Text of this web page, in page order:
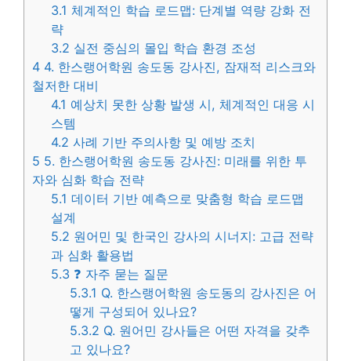
3.1 체계적인 학습 로드맵: 단계별 역량 강화 전
략
3.2 실전 중심의 몰입 학습 환경 조성
4 4. 한스랭어학원 송도동 강사진, 잠재적 리스크와
철저한 대비
4.1 예상치 못한 상황 발생 시, 체계적인 대응 시
스템
4.2 사례 기반 주의사항 및 예방 조치
5 5. 한스랭어학원 송도동 강사진: 미래를 위한 투
자와 심화 학습 전략
5.1 데이터 기반 예측으로 맞춤형 학습 로드맵
설계
5.2 원어민 및 한국인 강사의 시너지: 고급 전략
과 심화 활용법
5.3 ❓ 자주 묻는 질문
5.3.1 Q. 한스랭어학원 송도동의 강사진은 어
떻게 구성되어 있나요?
5.3.2 Q. 원어민 강사들은 어떤 자격을 갖추
고 있나요?